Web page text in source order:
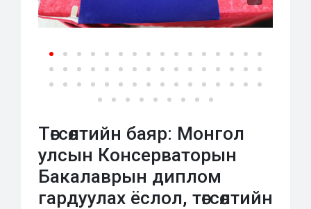
Төгсөлтийн баяр: Монгол
улсын Консерваторын
Бакалаврын диплом
гардуулах ёслол, төгсөлтийн